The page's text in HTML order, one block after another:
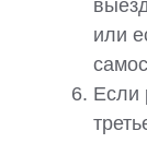
или
Если